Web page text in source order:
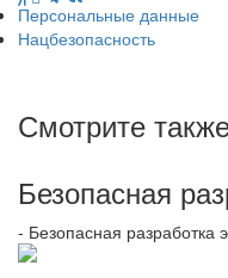
Персональные данные
Нацбезопасность
Смотрите
Безопасная
- Безопасная